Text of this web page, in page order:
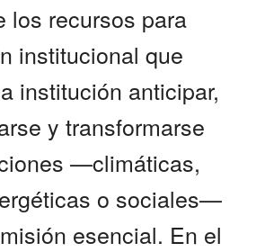
los recursos para
institucional que
institución anticipar,
y transformarse
—climáticas,
o sociales—
esencial. En el